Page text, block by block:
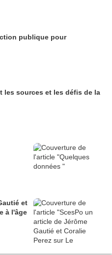
publique pour
les sources et les défis de la
et
à l'âge